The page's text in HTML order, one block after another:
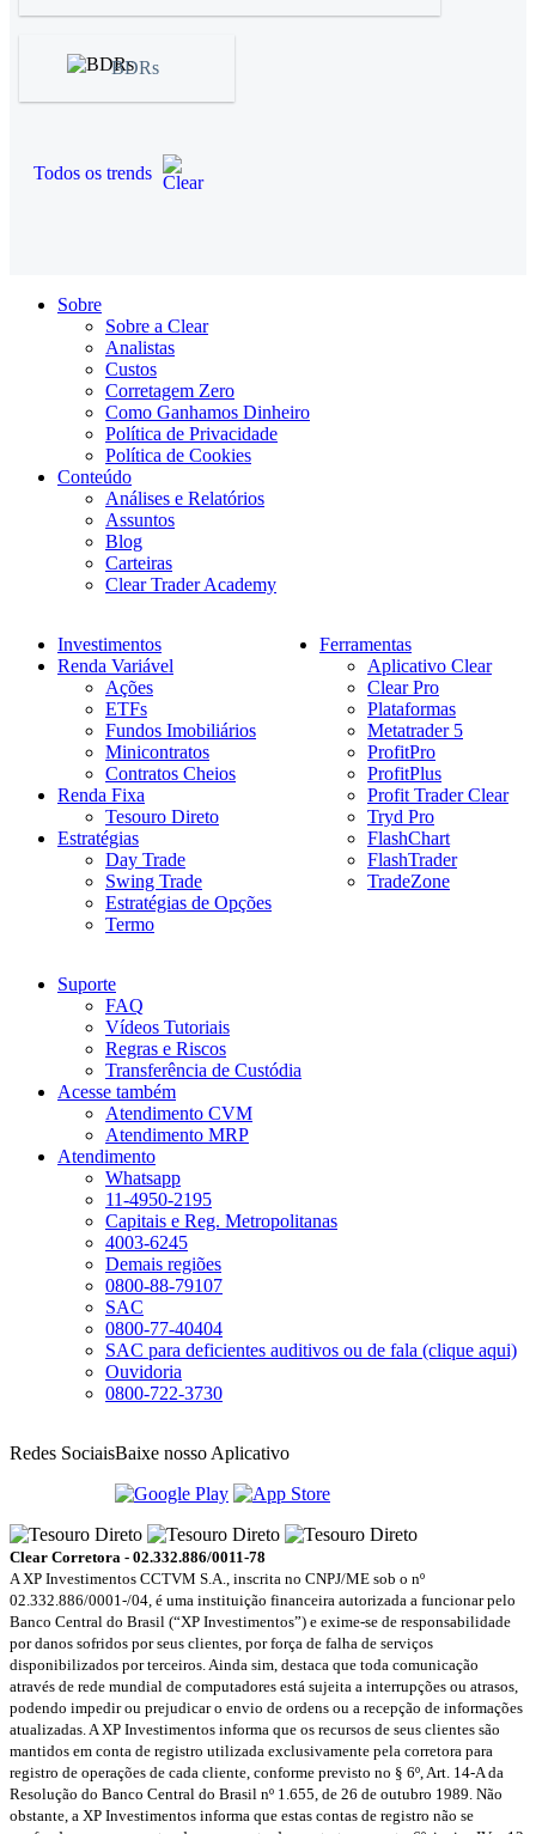
BDRs
Todos os trends
Sobre
Sobre a Clear
Analistas
Custos
Corretagem Zero
Como Ganhamos Dinheiro
Política de Privacidade
Política de Cookies
Conteúdo
Análises e Relatórios
Assuntos
Blog
Carteiras
Clear Trader Academy
Investimentos
Renda Variável
Ações
ETFs
Fundos Imobiliários
Minicontratos
Contratos Cheios
Renda Fixa
Tesouro Direto
Estratégias
Day Trade
Swing Trade
Estratégias de Opções
Termo
Ferramentas
Aplicativo Clear
Clear Pro
Plataformas
Metatrader 5
ProfitPro
ProfitPlus
Profit Trader Clear
Tryd Pro
FlashChart
FlashTrader
TradeZone
Suporte
FAQ
Vídeos Tutoriais
Regras e Riscos
Transferência de Custódia
Acesse também
Atendimento CVM
Atendimento MRP
Atendimento
Whatsapp
11-4950-2195
Capitais e Reg. Metropolitanas
4003-6245
Demais regiões
0800-88-79107
SAC
0800-77-40404
SAC para deficientes auditivos ou de fala (clique aqui)
Ouvidoria
0800-722-3730
Redes SociaisBaixe nosso Aplicativo
Clear Corretora - 02.332.886/0011-78
A XP Investimentos CCTVM S.A., inscrita no CNPJ/ME sob o nº
02.332.886/0001-/­04, é uma instituição financeira autorizada a funcionar pelo
Banco Central do Brasil (“XP Investimentos”) e exime-se de responsabilidade
por danos sofridos por seus clientes, por força de falha de serviços
disponibilizados por terceiros. Ainda sim, destaca que toda comunicação
através de rede mundial de computadores está sujeita a interrupções ou atrasos,
podendo impedir ou prejudicar o envio de ordens ou a recepção de informações
atualizadas. A XP Investimentos informa que os recursos de seus clientes são
mantidos em conta de registro utilizada exclusivamente pela corretora para
registro de operações de cada cliente, conforme previsto no § 6º, Art. 14-A da
Resolução do Banco Central do Brasil nº 1.655, de 26 de outubro 1989. Não
obstante, a XP Investimentos informa que estas contas de registro não se